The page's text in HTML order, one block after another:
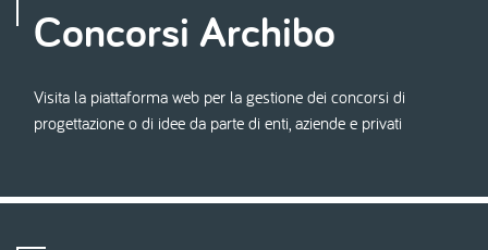
Concorsi Archibo
Visita la piattaforma web per la gestione dei concorsi di
progettazione o di idee da parte di enti, aziende e privati